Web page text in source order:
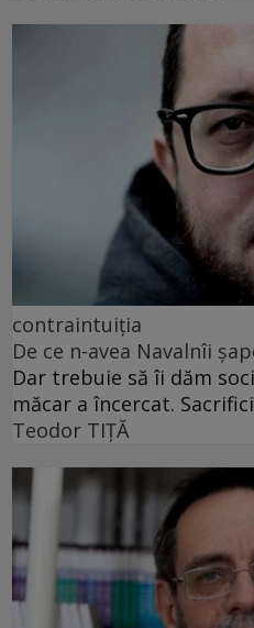
contraintuiția
De ce n-avea Navalnîi
Dar trebuie să îi dăm
măcar a încercat.
Teodor TIŢĂ